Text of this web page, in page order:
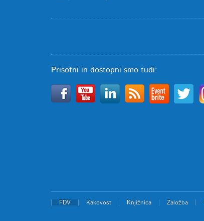
Prisotni in dostopni smo tudi:
FDV Kakovost Knjižnica Založba